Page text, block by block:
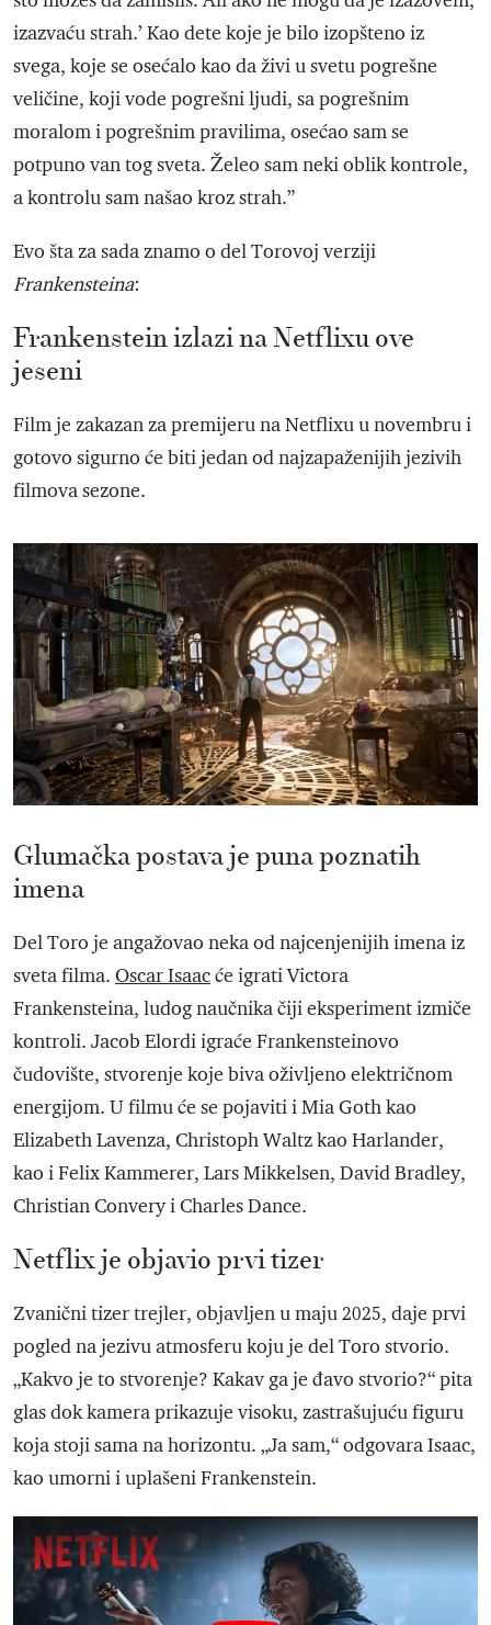
izazvaću strah.’ Kao dete koje je bilo izopšteno iz
svega, koje se osećalo kao da živi u svetu pogrešne
veličine, koji vode pogrešni ljudi, sa pogrešnim
moralom i pogrešnim pravilima, osećao sam se
potpuno van tog sveta. Želeo sam neki oblik kontrole,
a kontrolu sam našao kroz strah.”
Evo šta za sada znamo o del Torovoj verziji
Frankensteina:
Frankenstein izlazi na Netflixu ove
jeseni
Film je zakazan za premijeru na Netflixu u novembru i
gotovo sigurno će biti jedan od najzapaženijih jezivih
filmova sezone.
Glumačka postava je puna poznatih
imena
Del Toro je angažovao neka od najcenjenijih imena iz
sveta filma. Oscar Isaacće igrati Victora
Frankensteina, ludog naučnika čiji eksperiment izmiče
kontroli. Jacob Elordi igraće Frankensteinovo
čudovište, stvorenje koje biva oživljeno električnom
energijom. U filmu će se pojaviti i Mia Goth kao
Elizabeth Lavenza, Christoph Waltz kao Harlander,
kao i Felix Kammerer, Lars Mikkelsen, David Bradley,
Christian Convery i Charles Dance.
Netflix je objavio prvi tizer
Zvanični tizer trejler, objavljen u maju 2025, daje prvi
pogled na jezivu atmosferu koju je del Toro stvorio.
„Kakvo je to stvorenje? Kakav ga je đavo stvorio?“ pita
glas dok kamera prikazuje visoku, zastrašujuću figuru
koja stoji sama na horizontu. „Ja sam,“ odgovara Isaac,
kao umorni i uplašeni Frankenstein.